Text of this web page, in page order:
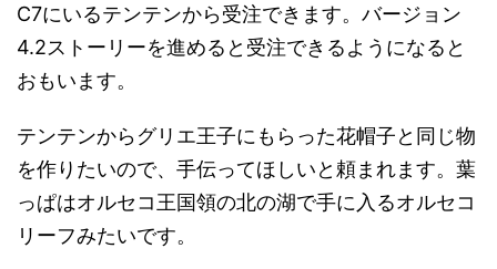
C7にいるテンテンから受注できます。バージョン
4.2ストーリーを進めると受注できるようになると
おもいます。
テンテンからグリエ王子にもらった花帽子と同じ物
を作りたいので、手伝ってほしいと頼まれます。葉
っぱはオルセコ王国領の北の湖で手に入るオルセコ
リーフみたいです。